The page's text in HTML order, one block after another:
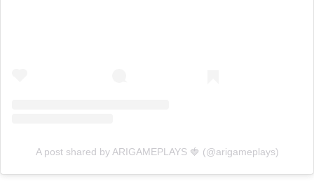
A post shared by ARIGAMEPLAYS 🍓 (@arigameplays)